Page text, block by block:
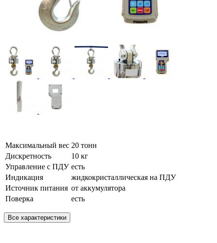
Максимальный вес 20 тонн
Дискретность
10 кг
Управление с ПДУ есть
Индикация
жидкокристаллическая на ПДУ
Источник питания от аккумулятора
Поверка
есть
Все характеристики